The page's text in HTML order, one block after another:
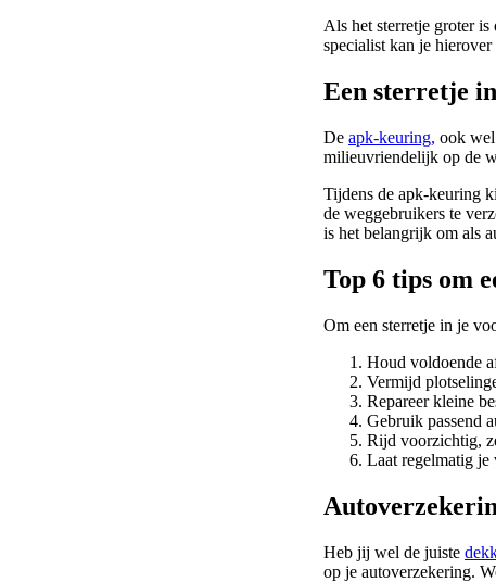
Als het sterretje groter
specialist kan je hierover
Een sterretje
De apk-keuring, ook wel
milieuvriendelijk op de
Tijdens de apk-keuring
de weggebruikers te
is het belangrijk om als
Top 6 tips om
Om een sterretje in je
Houd voldoende
Vermijd
Repareer kleine
Gebruik passend
Rijd voorzichtig,
Laat regelmatig je
Heb jij wel de juiste
op je autoverzekering.